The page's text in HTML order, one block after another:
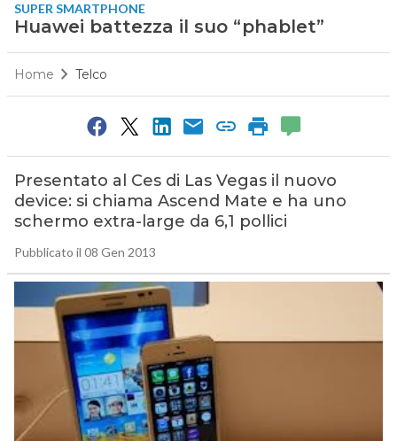
SUPER SMARTPHONE
Huawei battezza il suo “phablet”
Home Telco
Presentato al Ces di Las Vegas il nuovo
device: si chiama Ascend Mate e ha uno
schermo extra-large da 6,1 pollici
Pubblicato il 08 Gen 2013